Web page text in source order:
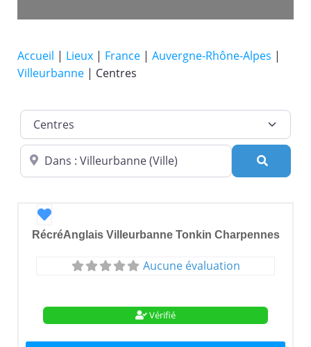
Accueil | Lieux | France | Auvergne-Rhône-Alpes |
Villeurbanne | Centres
Catégorie de lieu
Dans quelle ville ?
Favori
RécréAnglais Villeurbanne Tonkin Charpennes
Aucune évaluation
Vérifié